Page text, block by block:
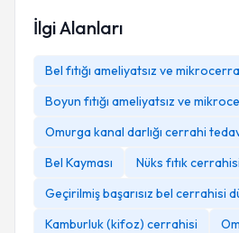
3:
5:
6:
İlgi Alanları
Bel fıtığı ameliyatsız ve
Boyun fıtığı ameliyatsız ve
Omurga kanal darlığı cerrahi
Bel Kayması
Nüks fıtık cerrahisi
Geçirilmiş başarısız bel cerrahisi
Kamburluk (kifoz) cerrahisi